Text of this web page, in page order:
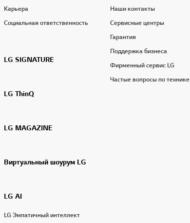
Карьера
Социальная ответственность
LG SIGNATURE
LG ThinQ
LG MAGAZINE
Виртуальный шоурум LG
LG AI
LG Эмпатичный интеллект
Наши контакты
Сервисные центры
Гарантия
Поддержка бизнеса
Фирменный сервис LG
Частые вопросы по технике